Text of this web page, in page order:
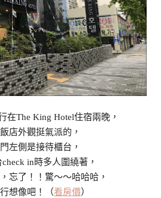
在The King Hotel住宿兩晚，
店外觀挺氣派的，
左側是接待櫃台，
in時多人圍繞著，
忘了！！驚～～哈哈哈，
想像吧！（看房價）